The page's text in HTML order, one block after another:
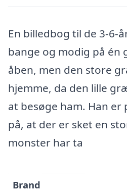
En billedbog til de 3-6-
bange og modig på én
åben, men den store
hjemme, da den lille
at besøge ham. Han er
på, at der er sket en
monster har ta
Brand